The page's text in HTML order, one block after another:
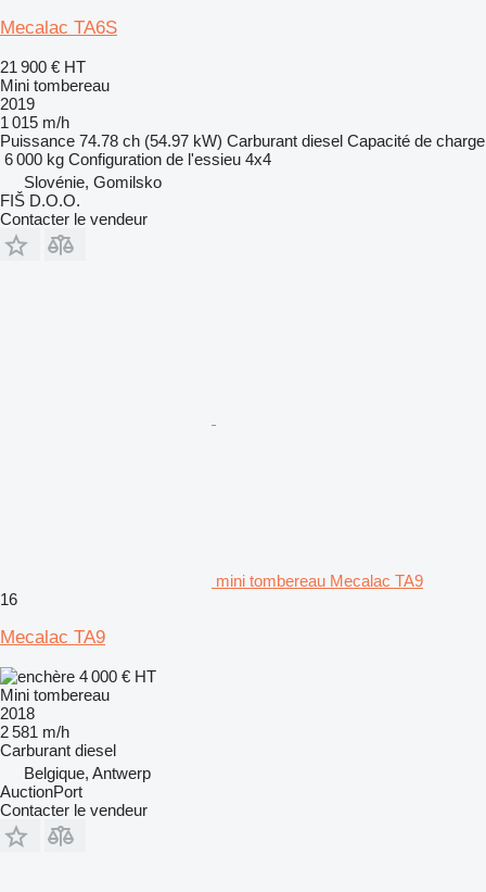
Mecalac TA6S
21 900 € HT
Mini tombereau
2019
1 015 m/h
Puissance 74.78 ch (54.97 kW) Carburant diesel Capacité de charge
6 000 kg Configuration de l'essieu 4x4
Slovénie, Gomilsko
FIŠ D.O.O.
Contacter le vendeur
mini tombereau Mecalac TA9
16
Mecalac TA9
4 000 € HT
Mini tombereau
2018
2 581 m/h
Carburant diesel
Belgique, Antwerp
AuctionPort
Contacter le vendeur